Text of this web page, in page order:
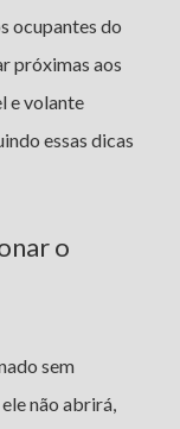
ocupantes do
próximas aos
e volante
essas dicas
o
sem
não abrirá,